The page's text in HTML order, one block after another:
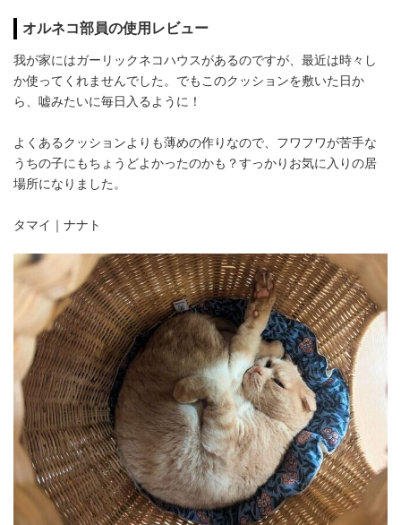
オルネコ部員の使用レビュー
我が家にはガーリックネコハウスがあるのですが、最近は時々し
か使ってくれませんでした。でもこのクッションを敷いた日か
ら、嘘みたいに毎日入るように！
よくあるクッションよりも薄めの作りなので、フワフワが苦手な
うちの子にもちょうどよかったのかも？すっかりお気に入りの居
場所になりました。
タマイ｜ナナト